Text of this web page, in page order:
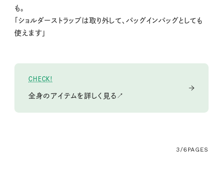
も。
「ショルダーストラップは取り外して、バッグインバッグとしても
使えます」
CHECK!
全身のアイテムを詳しく見る↗
3/6 PAGES